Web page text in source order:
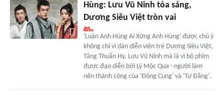
Hùng: Lưu Vũ Ninh tỏa sáng,
Dương Siêu Việt tròn vai
'Luận Anh Hùng Ai Xứng Anh Hùng' được chú ý
không chỉ vì dàn diễn viên trẻ Dương Siêu Việt,
Tăng Thuấn Hy, Lưu Vũ Ninh mà là vì bộ phim
được đạo diễn bởi Lý Mộc Qua - người làm
nên thành công của 'Đông Cung' và 'Tư Đằng'.